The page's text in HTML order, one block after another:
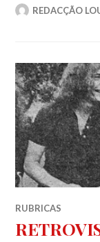
REDACÇÃO
RUBRICAS